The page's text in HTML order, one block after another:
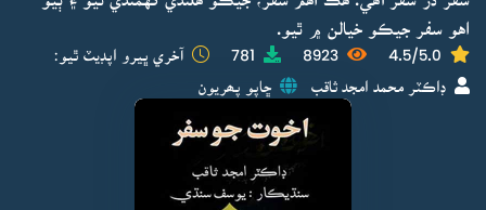
اهو سفر جيڪو خيالن ۾ ٿيو.
4.5/5.0
8923
781 آخري ڀيرو اپڊيٽ ٿيو:
ڊاڪٽر محمد امجد ثاقب ڇاپو پھريون